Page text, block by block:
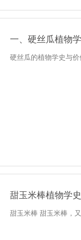
一、硬丝瓜植物
硬丝瓜的植物学史与
甜玉米棒植物学史
甜玉米棒 甜玉米棒，